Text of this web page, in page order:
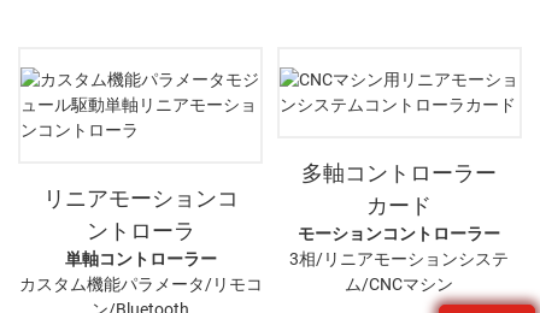
リニアモーションコ
ントローラ
単軸コントローラー
カスタム機能パラメータ/リモコ
ン/Bluetooth
多軸コントローラー
カード
モーションコントローラー
3相/リニアモーションシステ
ム/CNCマシン